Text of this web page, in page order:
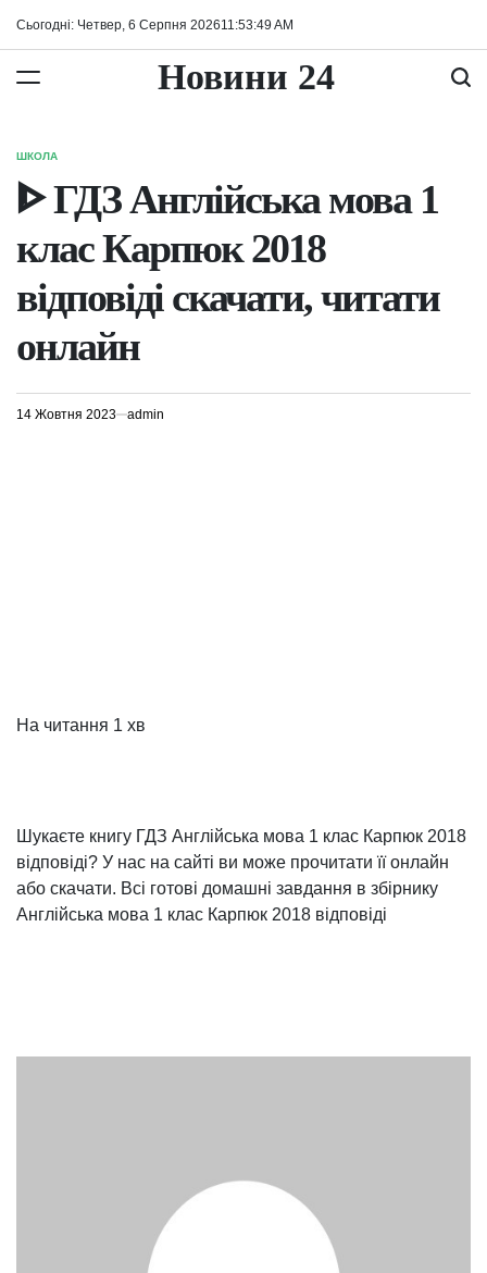
Сьогодні: Четвер, 6 Серпня 202611 :53:49 AM
Новини 24
ОПУБЛІКУВАТИ
У
ШКОЛА
ᐈ ГДЗ Англійська мова 1
клас Карпюк 2018
відповіді скачати, читати
онлайн
14 Жовтня 2023 admin
На читання 1 хв
Шукаєте книгу ГДЗ Англійська мова 1 клас Карпюк 2018
відповіді? У нас на сайті ви може прочитати її онлайн
або скачати. Всі готові домашні завдання в збірнику
Англійська мова 1 клас Карпюк 2018 відповіді